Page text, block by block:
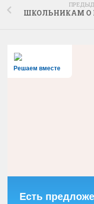
ШКОЛЬНИКАМ О
Решаем вместе
Есть